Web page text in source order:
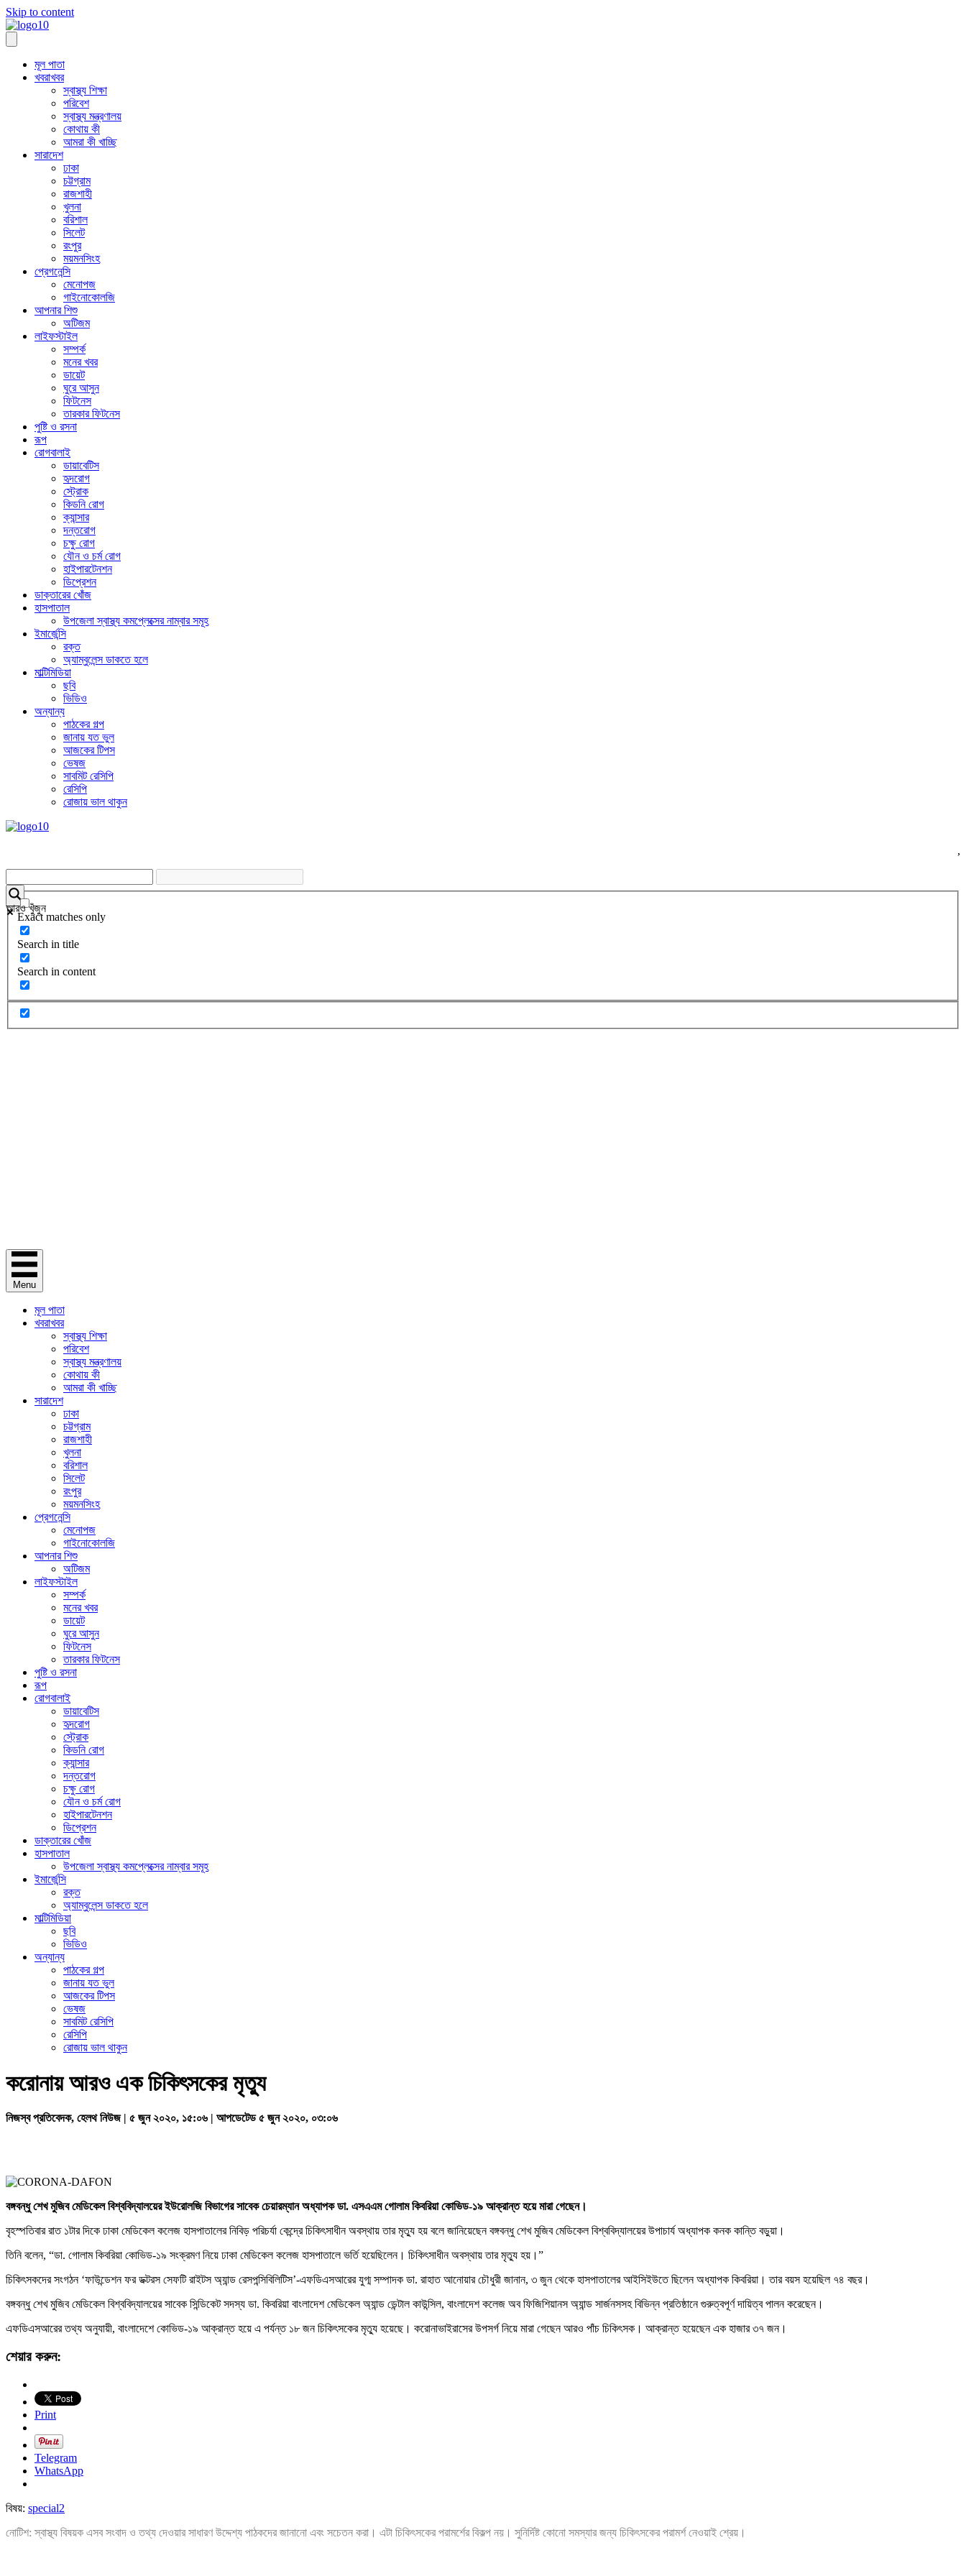
Skip to content
মূল পাতা
খবরাখবর
স্বাস্থ্য শিক্ষা
পরিবেশ
স্বাস্থ্য মন্ত্রণালয়
কোথায় কী
আমরা কী খাচ্ছি
সারাদেশ
ঢাকা
চট্টগ্রাম
রাজশাহী
খুলনা
বরিশাল
সিলেট
রংপুর
ময়মনসিংহ
প্রেগনেন্সি
মেনোপজ
গাইনোকোলজি
আপনার শিশু
অটিজম
লাইফস্টাইল
সম্পর্ক
মনের খবর
ডায়েট
ঘুরে আসুন
ফিটনেস
তারকার ফিটনেস
পুষ্টি ও রসনা
রূপ
রোগবালাই
ডায়াবেটিস
হৃদরোগ
স্ট্রোক
কিডনি রোগ
ক্যান্সার
দন্তরোগ
চক্ষু রোগ
যৌন ও চর্ম রোগ
হাইপারটেনশন
ডিপ্রেশন
ডাক্তারের খোঁজ
হাসপাতাল
উপজেলা স্বাস্থ্য কমপ্লেক্সের নাম্বার সমূহ
ইমার্জেন্সি
রক্ত
অ্যাম্বুলেন্স ডাকতে হলে
মাল্টিমিডিয়া
ছবি
ভিডিও
অন্যান্য
পাঠকের গল্প
জানায় যত ভুল
আজকের টিপস
ভেষজ
সাবমিট রেসিপি
রেসিপি
রোজায় ভাল থাকুন
,
আরও খুঁজুন
Exact matches only
Search in title
Search in content
Menu
মূল পাতা
খবরাখবর
স্বাস্থ্য শিক্ষা
পরিবেশ
স্বাস্থ্য মন্ত্রণালয়
কোথায় কী
আমরা কী খাচ্ছি
সারাদেশ
ঢাকা
চট্টগ্রাম
রাজশাহী
খুলনা
বরিশাল
সিলেট
রংপুর
ময়মনসিংহ
প্রেগনেন্সি
মেনোপজ
গাইনোকোলজি
আপনার শিশু
অটিজম
লাইফস্টাইল
সম্পর্ক
মনের খবর
ডায়েট
ঘুরে আসুন
ফিটনেস
তারকার ফিটনেস
পুষ্টি ও রসনা
রূপ
রোগবালাই
ডায়াবেটিস
হৃদরোগ
স্ট্রোক
কিডনি রোগ
ক্যান্সার
দন্তরোগ
চক্ষু রোগ
যৌন ও চর্ম রোগ
হাইপারটেনশন
ডিপ্রেশন
ডাক্তারের খোঁজ
হাসপাতাল
উপজেলা স্বাস্থ্য কমপ্লেক্সের নাম্বার সমূহ
ইমার্জেন্সি
রক্ত
অ্যাম্বুলেন্স ডাকতে হলে
মাল্টিমিডিয়া
ছবি
ভিডিও
অন্যান্য
পাঠকের গল্প
জানায় যত ভুল
আজকের টিপস
ভেষজ
সাবমিট রেসিপি
রেসিপি
রোজায় ভাল থাকুন
করোনায় আরও এক চিকিৎসকের মৃত্যু
নিজস্ব প্রতিবেদক, হেলথ নিউজ | ৫ জুন ২০২০, ১৫:০৬ | আপডেটেড ৫ জুন ২০২০, ০৩:০৬
বঙ্গবন্ধু শেখ মুজিব মেডিকেল বিশ্ববিদ্যালয়ের ইউরোলজি বিভাগের সাবেক চেয়ারম্যান অধ্যাপক ডা. এসএএম গোলাম কিবরিয়া কোভিড-১৯ আক্রান্ত হয়ে মারা গেছেন।
বৃহস্পতিবার রাত ১টার দিকে ঢাকা মেডিকেল কলেজ হাসপাতালের নিবিড় পরিচর্যা কেন্দ্রে চিকিৎসাধীন অবস্থায় তার মৃত্যু হয় বলে জানিয়েছেন বঙ্গবন্ধু শেখ মুজিব মেডিকেল বিশ্ববিদ্যালয়ের উপাচার্য অধ্যাপক কনক কান্তি বড়ুয়া।
তিনি বলেন, “ডা. গোলাম কিবরিয়া কোভিড-১৯ সংক্রমণ নিয়ে ঢাকা মেডিকেল কলেজ হাসপাতালে ভর্তি হয়েছিলেন। চিকিৎসাধীন অবস্থায় তার মৃত্যু হয়।”
চিকিৎসকদের সংগঠন ‘ফাউন্ডেশন ফর ডক্টরস সেফটি রাইটস অ্যান্ড রেসপন্সিবিলিটিস’-এফডিএসআরের যুগ্ম সম্পাদক ডা. রাহাত আনোয়ার চৌধুরী জানান, ৩ জুন থেকে হাসপাতালের আইসিইউতে ছিলেন অধ্যাপক কিবরিয়া। তার বয়স হয়েছিল ৭৪ বছর।
বঙ্গবন্ধু শেখ মুজিব মেডিকেল বিশ্ববিদ্যালয়ের সাবেক সিন্ডিকেট সদস্য ডা. কিবরিয়া বাংলাদেশ মেডিকেল অ্যান্ড ডেন্টাল কাউন্সিল, বাংলাদেশ কলেজ অব ফিজিশিয়ানস অ্যান্ড সার্জনসসহ বিভিন্ন প্রতিষ্ঠানে গুরুত্বপূর্ণ দায়িত্ব পালন করেছেন।
এফডিএসআরের তথ্য অনুযায়ী, বাংলাদেশে কোভিড-১৯ আক্রান্ত হয়ে এ পর্যন্ত ১৮ জন চিকিৎসকের মৃত্যু হয়েছে। করোনাভাইরাসের উপসর্গ নিয়ে মারা গেছেন আরও পাঁচ চিকিৎসক। আক্রান্ত হয়েছেন এক হাজার ৩৭ জন।
শেয়ার করুন:
Print
Telegram
WhatsApp
বিষয়: special2
নোটিশ: স্বাস্থ্য বিষয়ক এসব সংবাদ ও তথ্য দেওয়ার সাধারণ উদ্দেশ্য পাঠকদের জানানো এবং সচেতন করা। এটা চিকিৎসকের পরামর্শের বিকল্প নয়। সুনির্দিষ্ট কোনো সমস্যার জন্য চিকিৎসকের পরামর্শ নেওয়াই শ্রেয়।